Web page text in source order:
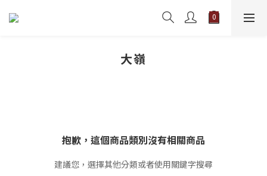
大嶺
抱歉，這個商品類別沒有相關商品
建議您，選擇其他分類或者使用關鍵字搜尋